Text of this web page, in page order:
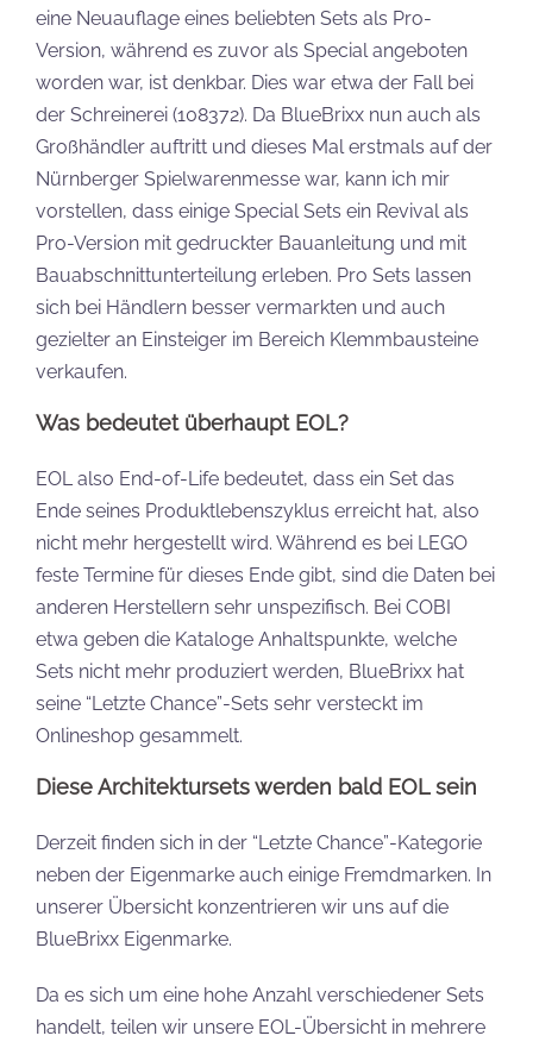
eine Neuauflage eines beliebten Sets als Pro-
Version, während es zuvor als Special angeboten
worden war, ist denkbar. Dies war etwa der Fall bei
der Schreinerei (108372). Da BlueBrixx nun auch als
Großhändler auftritt und dieses Mal erstmals auf der
Nürnberger Spielwarenmesse war, kann ich mir
vorstellen, dass einige Special Sets ein Revival als
Pro-Version mit gedruckter Bauanleitung und mit
Bauabschnittunterteilung erleben. Pro Sets lassen
sich bei Händlern besser vermarkten und auch
gezielter an Einsteiger im Bereich Klemmbausteine
verkaufen.
Was bedeutet überhaupt EOL?
EOL also End-of-Life bedeutet, dass ein Set das
Ende seines Produktlebenszyklus erreicht hat, also
nicht mehr hergestellt wird. Während es bei LEGO
feste Termine für dieses Ende gibt, sind die Daten bei
anderen Herstellern sehr unspezifisch. Bei COBI
etwa geben die Kataloge Anhaltspunkte, welche
Sets nicht mehr produziert werden, BlueBrixx hat
seine “Letzte Chance”-Sets sehr versteckt im
Onlineshop gesammelt.
Diese Architektursets werden bald EOL sein
Derzeit finden sich in der “Letzte Chance”-Kategorie
neben der Eigenmarke auch einige Fremdmarken. In
unserer Übersicht konzentrieren wir uns auf die
BlueBrixx Eigenmarke.
Da es sich um eine hohe Anzahl verschiedener Sets
handelt, teilen wir unsere EOL-Übersicht in mehrere